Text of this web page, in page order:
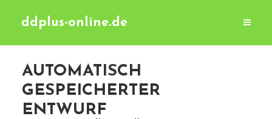
ddplus-online.de
AUTOMATISCH
GESPEICHERTER
ENTWURF